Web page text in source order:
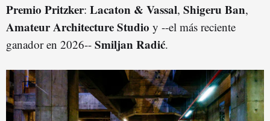
Premio Pritzker: Lacaton & Vassal, Shigeru Ban,
Amateur Architecture Studio y --el más reciente
ganador en 2026-- Smiljan Radić.